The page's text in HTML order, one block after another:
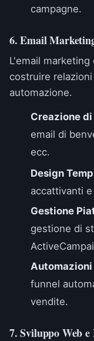
campagne.
6. Email
L'email
costruire
automazione.
Creazione di
email di
ecc.
Design
accattivanti
Gestione
gestione di
funnel
vendite.
7. Sviluppo Web